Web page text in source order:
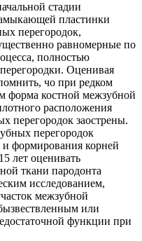
стадии
пластинки
перегородок,
равномерные по
полностью
Оценивая
чо при редком
форма костной межзубной
расположения
перегородок заострены.
перегородок
и формирования корней
лет оценивать
ткани пародонта
исследованием,
межзубной
или
функции при